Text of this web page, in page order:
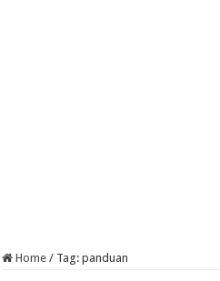
Home / Tag:panduan